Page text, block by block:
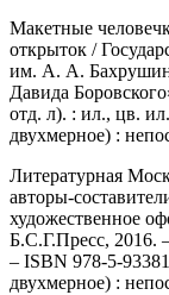
Макетные
открыток /
им. А. А.
Давида
отд. л). : ил., цв.
двухмерное) :
Литературная
авторы-
художественное
Б.С.Г.Пресс, 2016.
– ISBN 978-5-
двухмерное) :